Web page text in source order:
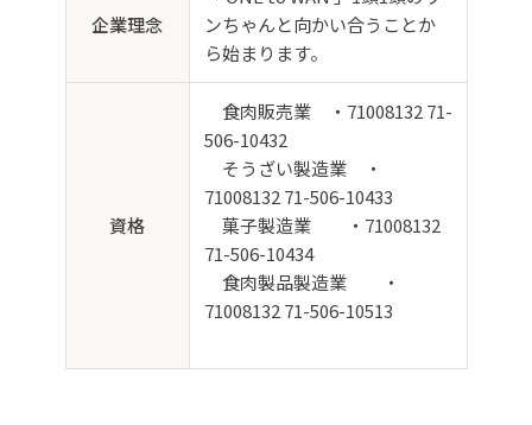
企業理念
ンちゃんと向かい合うことか
ら始まります。
資格
食肉販売業 ・71008132 71-
506-10432
そうざい製造業 ・
71008132 71-506-10433
菓子製造業 ・71008132
71-506-10434
食肉製品製造業 ・
71008132 71-506-10513